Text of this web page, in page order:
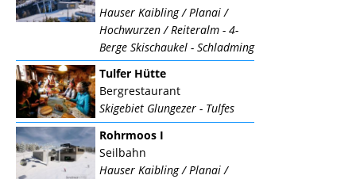
Hauser Kaibling / Planai /
Hochwurzen / Reiteralm - 4-
Berge Skischaukel - Schladming
Tulfer Hütte
Bergrestaurant
Skigebiet Glungezer - Tulfes
Rohrmoos I
Seilbahn
Hauser Kaibling / Planai /